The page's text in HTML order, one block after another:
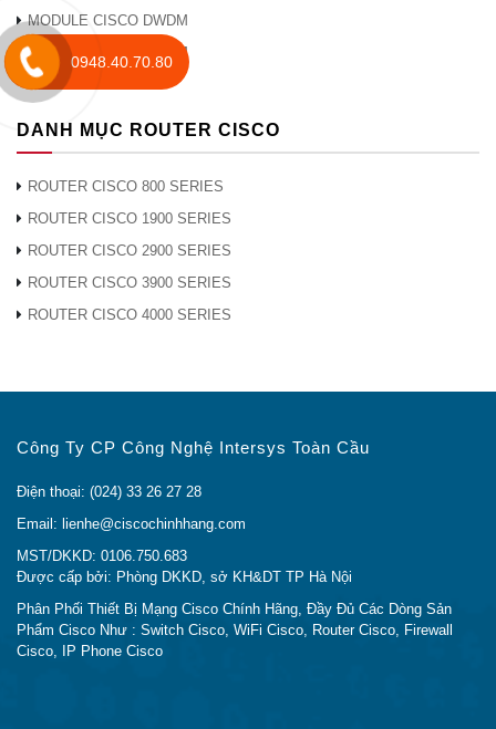
Máy chủ IPv6 Đúng
Chuyển
hướng HTTP
Không
2,4 GHz – 802.11b
giây
11 Mb /
giây
18,0 +/- 1,5 -90.0
MODULE CISCO DWDM
MODULE CISCO CWDM
DANH MỤC ROUTER CISCO
ROUTER CISCO 800 SERIES
ROUTER CISCO 1900 SERIES
ROUTER CISCO 2900 SERIES
ROUTER CISCO 3900 SERIES
ROUTER CISCO 4000 SERIES
Công Ty CP Công Nghệ Intersys Toàn Cầu
Điện thoại: (024) 33 26 27 28
Email: lienhe@ciscochinhhang.com
MST/DKKD: 0106.750.683
Được cấp bởi: Phòng DKKD, sở KH&DT TP Hà Nội
Phân Phối Thiết Bị Mạng Cisco Chính Hãng, Đầy Đủ Các Dòng Sản
Phẩm Cisco Như : Switch Cisco, WiFi Cisco, Router Cisco, Firewall
Cisco, IP Phone Cisco
0948.40.70.80